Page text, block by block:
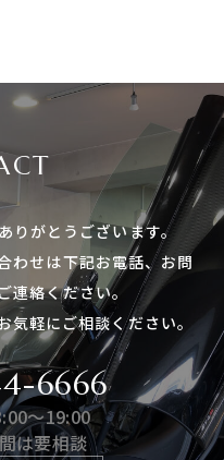
ありがとうございます。
わせは下記お電話、 お問
連絡ください。
気軽にご相談ください。
6666
〜19:00
は要相談